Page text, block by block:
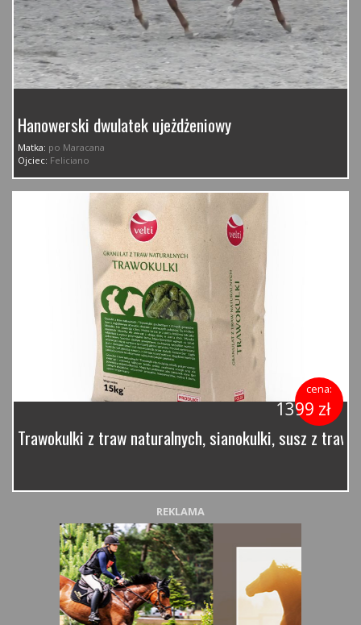
Hanowerski dwulatek ujeżdżeniowy
Matka: po Maracana
Ojciec: Feliciano
cena:
1399 zł
Trawokulki z traw naturalnych, sianokulki, susz z traw
REKLAMA